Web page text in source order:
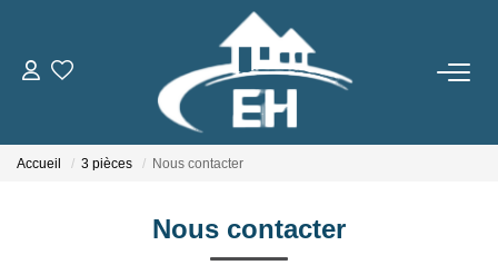
ACHETER
Nos Biens
Accueil 3 pièces Nous contacter
Nous contacter